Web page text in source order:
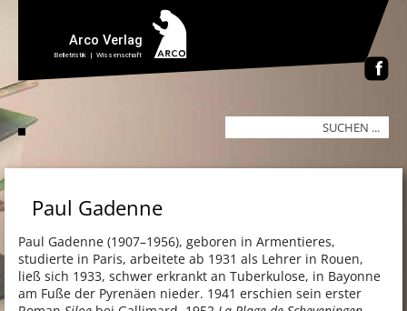
Paul Gadenne
Paul Gadenne (1907–1956), geboren in Armentieres,
studierte in Paris, arbeitete ab 1931 als Lehrer in Rouen,
ließ sich 1933, schwer erkrankt an Tuberkulose, in Bayonne
am Fuße der Pyrenäen nieder. 1941 erschien sein erster